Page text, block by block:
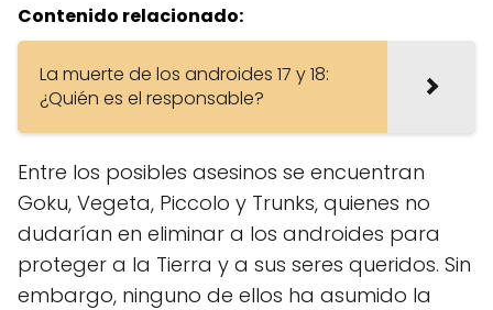
Contenido relacionado:
La muerte de los androides 17 y 18:
¿Quién es el responsable?
Entre los posibles asesinos se encuentran
Goku, Vegeta, Piccolo y Trunks, quienes no
dudarían en eliminar a los androides para
proteger a la Tierra y a sus seres queridos. Sin
embargo, ninguno de ellos ha asumido la